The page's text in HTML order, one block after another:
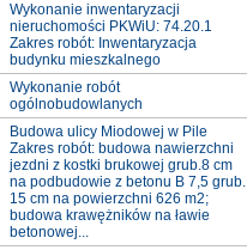
Wykonanie inwentaryzacji
nieruchomości PKWiU: 74.20.1
Zakres robót: Inwentaryzacja
budynku mieszkalnego
Wykonanie robót
ogólnobudowlanych
Budowa ulicy Miodowej w Pile
Zakres robót: budowa nawierzchni
jezdni z kostki brukowej grub.8 cm
na podbudowie z betonu B 7,5 grub.
15 cm na powierzchni 626 m2;
budowa krawężników na ławie
betonowej...